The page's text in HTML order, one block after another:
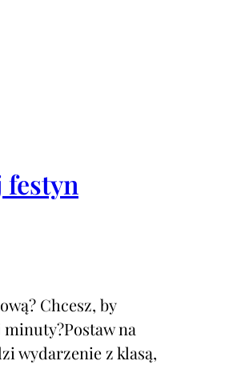
festyn
Chcesz, by
na
wydarzenie z klasą,